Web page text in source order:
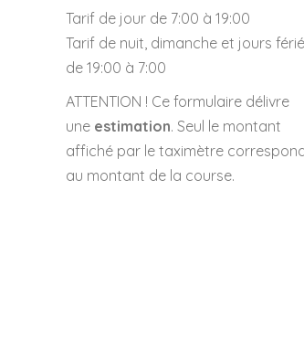
Tarif de jour de 7:00 à 19:00
Tarif de nuit, dimanche et jours
de 19:00 à 7:00
ATTENTION ! Ce formulaire délivre
une estimation. Seul le montant
affiché par le taximètre
au montant de la course.